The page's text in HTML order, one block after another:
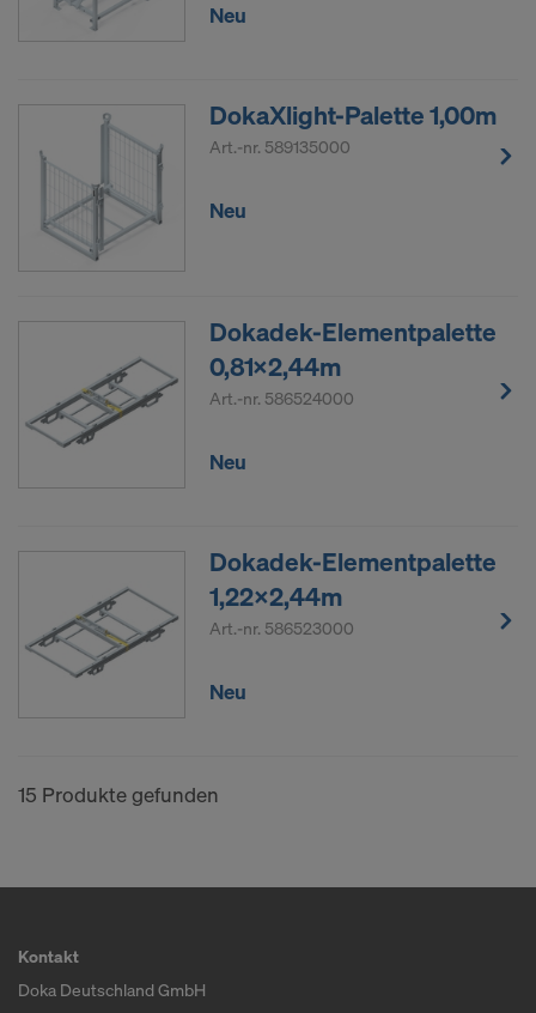
Neu
DokaXlight-Palette 1,00m
Art.-nr. 589135000
Neu
Dokadek-Elementpalette
0,81x2,44m
Art.-nr. 586524000
Neu
Dokadek-Elementpalette
1,22x2,44m
Art.-nr. 586523000
Neu
15 Produkte gefunden
Kontakt
Doka Deutschland GmbH